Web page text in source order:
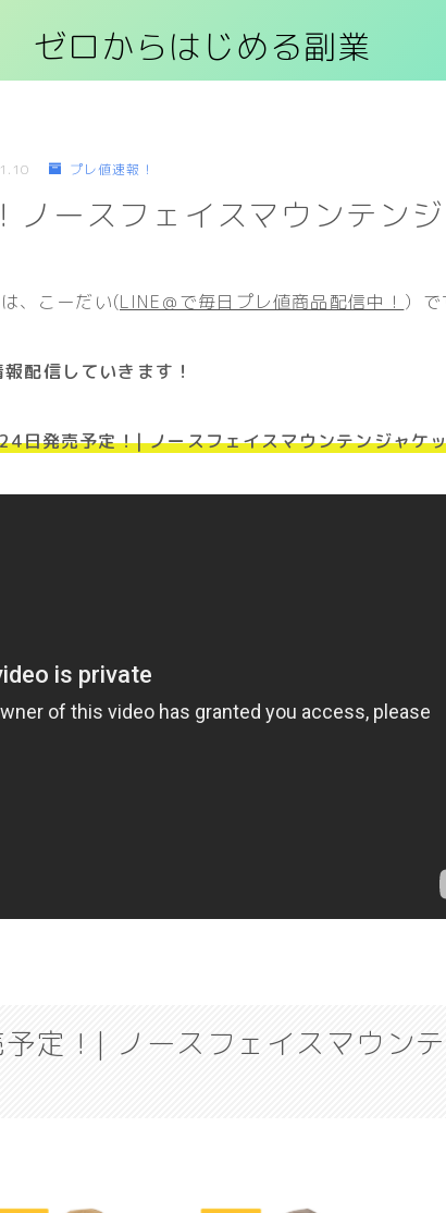
ゼロからはじめる副業
プレ値速報！
ノースフェイスマウンテン
、こーだい(LINE＠で毎日プレ値商品配信中！ ）で
配信していきます！
日発売予定！| ノースフェイスマウンテンジャケ
定！| ノースフェイスマウン